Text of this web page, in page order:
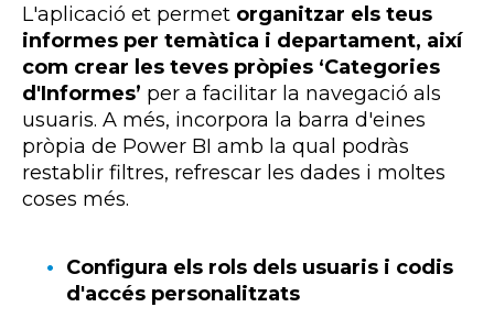
L'aplicació et permet organitzar els teus
informes per temàtica i departament, així
com crear les teves pròpies ‘Categories
d'Informes’ per a facilitar la navegació als
usuaris. A més, incorpora la barra d'eines
pròpia de Power BI amb la qual podràs
restablir filtres, refrescar les dades i moltes
coses més.
Configura els rols dels usuaris i codis
d'accés personalitzats